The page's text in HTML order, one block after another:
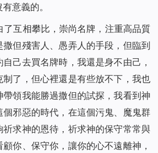
意義的。
了互相攀比，崇尚名牌，注重高品質
撒但殘害人、愚弄人的手段，但臨到
己去買名牌時，我還是身不由己，
制了，但心裡還是有些放不下，我也
帶領我能勝過撒但的試探，我看到神
個邪惡的時代，在這個污鬼、魔鬼群
祈求神的恩待，祈求神的保守常常與
你、保守你，讓你的心不遠離神，